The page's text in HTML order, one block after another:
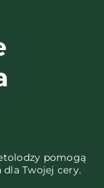
pomogą
Twojej cery.